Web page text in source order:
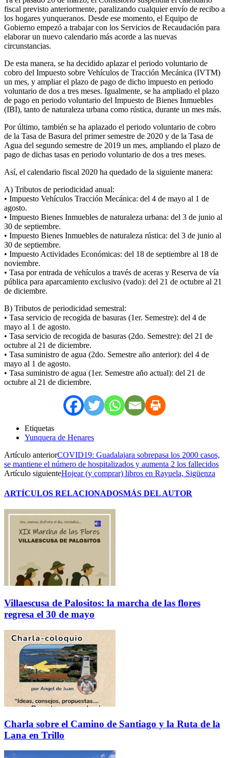
fiscal previsto anteriormente, paralizando cualquier envío de recibo a
los hogares yunqueranos. Desde ese momento, el Equipo de
Gobierno empezó a trabajar con los Servicios de Recaudación para
elaborar un nuevo calendario más acorde a las nuevas
circunstancias.
De esta manera, se ha decidido aplazar el periodo voluntario de
cobro del Impuesto sobre Vehículos de Tracción Mecánica (IVTM)
un mes, y ampliar el plazo de pago de dicho impuesto en periodo
voluntario de dos a tres meses. Igualmente, se ha ampliado el plazo
de pago en periodo voluntario del Impuesto de Bienes Inmuebles
(IBI), tanto de naturaleza urbana como rústica, durante un mes más.
Por último, también se ha aplazado el periodo voluntario de cobro
de la Tasa de Basura del primer semestre de 2020 y de la Tasa de
Agua del segundo semestre de 2019 un mes, ampliando el plazo de
pago de dichas tasas en periodo voluntario de dos a tres meses.
Así, el calendario fiscal 2020 ha quedado de la siguiente manera:
A) Tributos de periodicidad anual:
• Impuesto Vehículos Tracción Mecánica: del 4 de mayo al 1 de
agosto.
• Impuesto Bienes Inmuebles de naturaleza urbana: del 3 de junio al
30 de septiembre.
• Impuesto Bienes Inmuebles de naturaleza rústica: del 3 de junio al
30 de septiembre.
• Impuesto Actividades Económicas: del 18 de septiembre al 18 de
noviembre.
• Tasa por entrada de vehículos a través de aceras y Reserva de vía
pública para aparcamiento exclusivo (vado): del 21 de octubre al 21
de diciembre.
B) Tributos de periodicidad semestral:
• Tasa servicio de recogida de basuras (1er. Semestre): del 4 de
mayo al 1 de agosto.
• Tasa servicio de recogida de basuras (2do. Semestre): del 21 de
octubre al 21 de diciembre.
• Tasa suministro de agua (2do. Semestre año anterior): del 4 de
mayo al 1 de agosto.
• Tasa suministro de agua (1er. Semestre año actual): del 21 de
octubre al 21 de diciembre.
Etiquetas
Yunquera de Henares
Artículo anteriorCOVID19: Guadalajara sobrepasa los 2000 casos,
se mantiene el número de hospitalizados y aumenta 2 los fallecidos
Artículo siguienteHojear (y comprar) libros en Rayuela, Sigüenza
ARTÍCULOS RELACIONADOSMÁS DEL AUTOR
Villaescusa de Palositos: la marcha de las flores
regresa el 30 de mayo
Charla sobre el Camino de Santiago y la Ruta de la
Lana en Trillo